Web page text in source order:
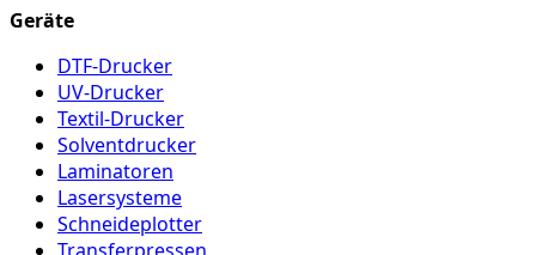
Geräte
DTF-Drucker
UV-Drucker
Textil-Drucker
Solventdrucker
Laminatoren
Lasersysteme
Schneideplotter